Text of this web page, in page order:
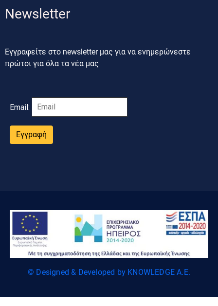
Newsletter
Εγγραφείτε στο newsletter μας για να ενημερώνεστε
πρώτοι για όλα τα νέα μας
Email:
Εγγραφή
© Designed & Developed by KNOWLEDGE A.E.